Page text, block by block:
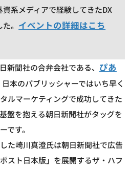
系メディアで経験してきたDX
。 イベントの詳細はこち
新聞社の合弁会社である、 ぴあ
日本のパブリッシャーではいち早く
ルマーケティングで成功してきた
盤を抱える朝日新聞社がタッグを
です。
た崎川真澄氏は朝日新聞社で広告
スト日本版」を展開するザ・ハフ